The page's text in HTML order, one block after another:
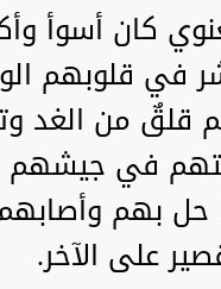
كان أسوأ
في
قلقٌ من
في جيشهم
حل بهم
على الآخر.